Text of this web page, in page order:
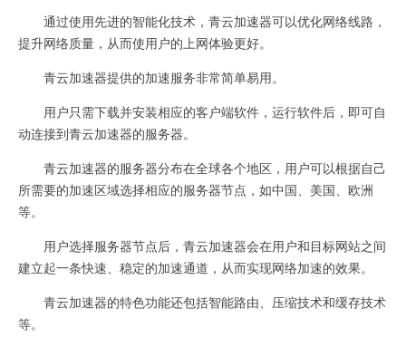
通过使用先进的智能化技术，青云加速器可以优化网络线路，
提升网络质量，从而使用户的上网体验更好。
青云加速器提供的加速服务非常简单易用。
用户只需下载并安装相应的客户端软件，运行软件后，即可自
动连接到青云加速器的服务器。
青云加速器的服务器分布在全球各个地区，用户可以根据自己
所需要的加速区域选择相应的服务器节点，如中国、美国、欧洲
等。
用户选择服务器节点后，青云加速器会在用户和目标网站之间
建立起一条快速、稳定的加速通道，从而实现网络加速的效果。
青云加速器的特色功能还包括智能路由、压缩技术和缓存技术
等。